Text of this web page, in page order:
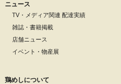
ニュース
TV・メディア関連 配達実績
雑誌・書籍掲載
店舗ニュース
イベント・物産展
鶏めしについて